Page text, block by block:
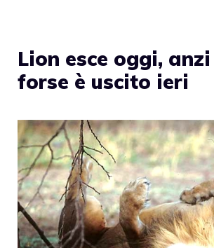
Lion esce oggi,
forse è uscito ieri